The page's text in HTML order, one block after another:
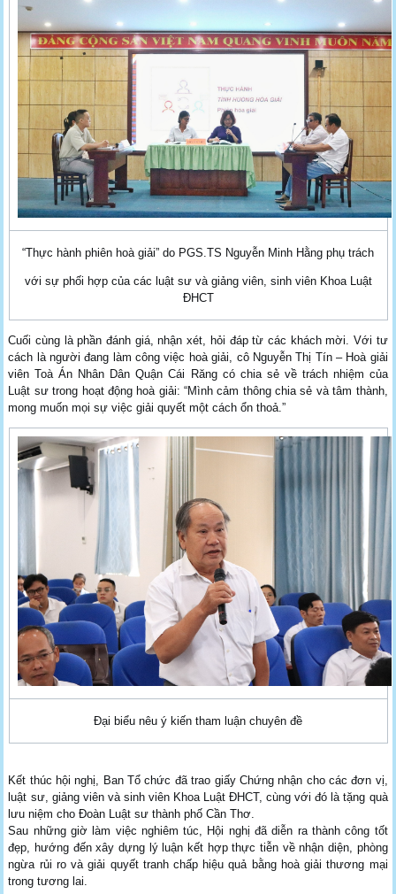
“Thực hành phiên hoà giải” do PGS.TS Nguyễn Minh Hằng phụ trách
với sự phối hợp của các luật sư và giảng viên, sinh viên Khoa Luật
ĐHCT
Cuối cùng là phần đánh giá, nhận xét, hỏi đáp từ các khách mời. Với tư
cách là người đang làm công việc hoà giải, cô Nguyễn Thị Tín – Hoà giải
viên Toà Án Nhân Dân Quận Cái Răng có chia sẻ về trách nhiệm của
Luật sư trong hoạt động hoà giải: “Mình cảm thông chia sẻ và tâm thành,
mong muốn mọi sự việc giải quyết một cách ổn thoả.”
Đại biểu nêu ý kiến tham luận chuyên đề
Kết thúc hội nghị, Ban Tổ chức đã trao giấy Chứng nhận cho các đơn vị,
luật sư, giảng viên và sinh viên Khoa Luật ĐHCT, cùng với đó là tặng quà
lưu niệm cho Đoàn Luật sư thành phố Cần Thơ.
Sau những giờ làm việc nghiêm túc, Hội nghị đã diễn ra thành công tốt
đẹp, hướng đến xây dựng lý luận kết hợp thực tiễn về nhận diện, phòng
ngừa rủi ro và giải quyết tranh chấp hiệu quả bằng hoà giải thương mại
trong tương lai.